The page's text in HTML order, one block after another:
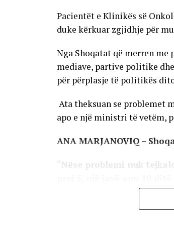
Pacientët e Klinikës së
duke kërkuar zgjidhje për
Nga Shoqatat që merren me
mediave, partive politike
për përplasje të politikës
Ata theksuan se problemet
apo e një ministri të vetëm,
ANA MARJANOVIQ –
“Nëse problemi nuk
është problemi, do të